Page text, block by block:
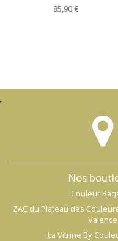
85,90 €
Nos
Couleur
ZAC du Plateau des
Valence
La Vitrine By